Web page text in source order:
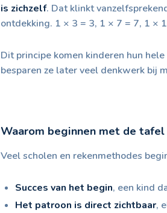
is zichzelf. Dat klinkt
ontdekking. 1 × 3 = 3, 1 × 7 = 7, 1 ×
Dit principe komen kinderen hun
besparen ze later veel denkwerk bij
Waarom beginnen met de tafel
Veel scholen en rekenmethodes
Succes van het begin, een kind
Het patroon is direct zichtbaar,